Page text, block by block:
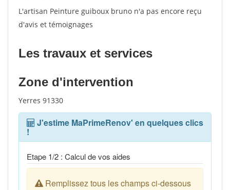
L'artisan Peinture guiboux bruno n'a pas encore reçu
d'avis et témoignages
Les travaux et services
Zone d'intervention
Yerres 91330